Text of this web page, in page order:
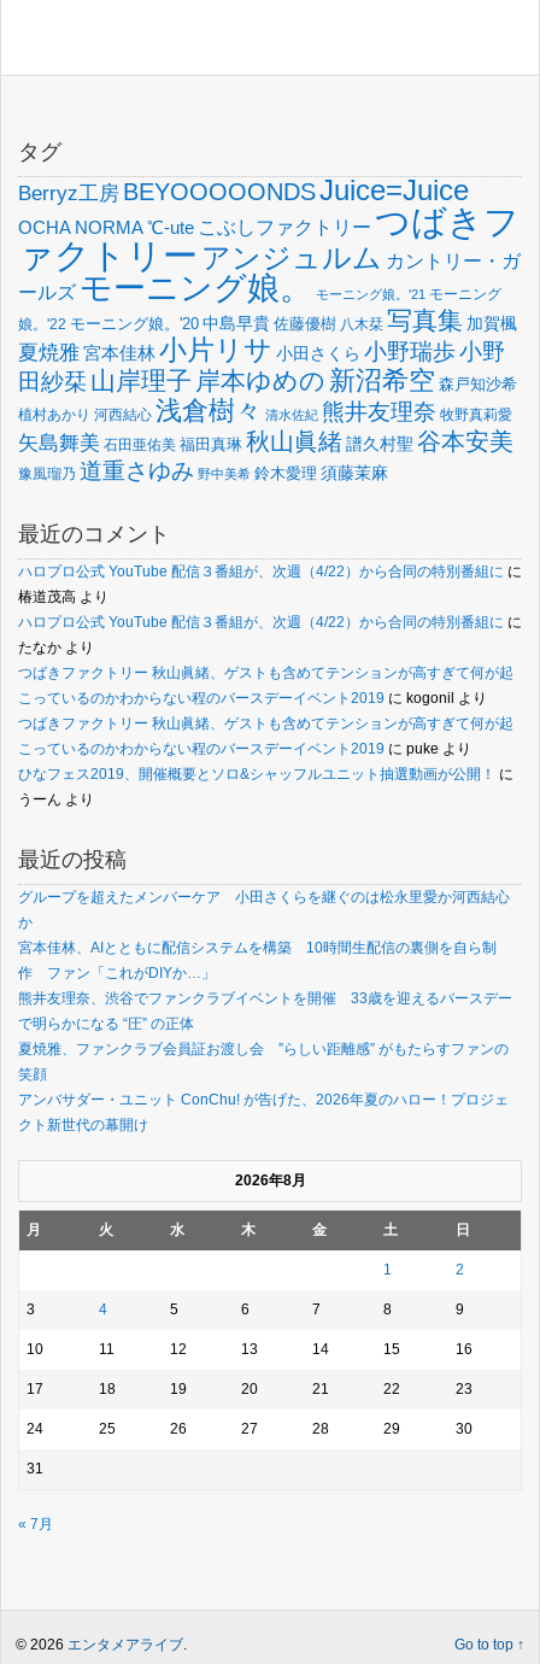
タグ
Berryz工房 BEYOOOOONDSJuice=Juice
OCHA NORMA℃-ute こぶしファクトリー つばきフ
ァクトリー アンジュルム カントリー・ガ
ールズ モーニング娘。 モーニング娘。'21 モーニング
娘。'22 モーニング娘。'20 中島早貴 佐藤優樹 八木栞 写真集 加賀楓
夏焼雅宮本佳林小片リサ 小田さくら 小野瑞歩小野
田紗栞 山岸理子 岸本ゆめの 新沼希空 森戸知沙希
植村あかり 河西結心 浅倉樹々 清水佐紀 熊井友理奈 牧野真莉愛
矢島舞美 石田亜佑美 福田真琳 秋山眞緒譜久村聖 谷本安美
豫風瑠乃 道重さゆみ 野中美希 鈴木愛理 須藤茉麻
最近のコメント
ハロプロ公式 YouTube 配信３番組が、次週（4/22）から合同の特別番組に に
椿道茂高 より
ハロプロ公式 YouTube 配信３番組が、次週（4/22）から合同の特別番組に に
たなか より
つばきファクトリー 秋山眞緒、ゲストも含めてテンションが高すぎて何が起
こっているのかわからない程のバースデーイベント2019 に kogonil より
つばきファクトリー 秋山眞緒、ゲストも含めてテンションが高すぎて何が起
こっているのかわからない程のバースデーイベント2019 に puke より
ひなフェス2019、開催概要とソロ&シャッフルユニット抽選動画が公開！
に
うーん より
最近の投稿
グループを超えたメンバーケア 小田さくらを継ぐのは松永里愛か河西結心
か
宮本佳林、AIとともに配信システムを構築 10時間生配信の裏側を自ら制
作 ファン「これがDIYか…」
熊井友理奈、渋谷でファンクラブイベントを開催 33歳を迎えるバースデー
で明らかになる “圧” の正体
夏焼雅、ファンクラブ会員証お渡し会 ”らしい距離感” がもたらすファンの
笑顔
アンバサダー・ユニット ConChu! が告げた、2026年夏のハロー！プロジェ
クト新世代の幕開け
2026年8月
月 火 水 木 金 土 日
1 2
3 4 5 6 7 8 9
10 11 12 13 14 15 16
17 18 19 20 21 22 23
24 25 26 27 28 29 30
31
« 7月
Go to top ↑
© 2026 エンタメアライブ